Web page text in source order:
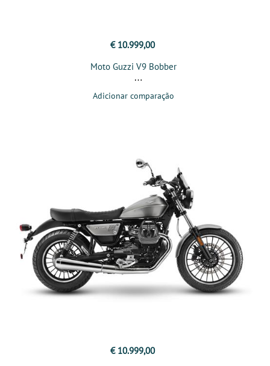
€ 10.999,00
Moto Guzzi V9 Bobber
Adicionar comparação
€ 10.999,00